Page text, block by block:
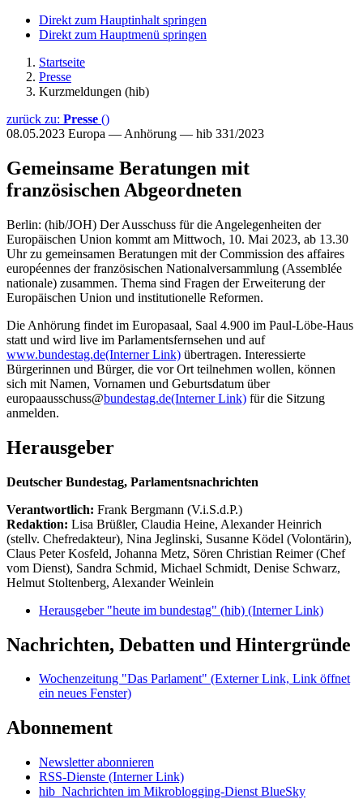
Direkt zum Hauptinhalt springen
Direkt zum Hauptmenü springen
Startseite
Presse
Kurzmeldungen (hib)
zurück zu: Presse ()
08.05.2023 Europa — Anhörung — hib 331/2023
Gemeinsame Beratungen mit
französischen Abgeordneten
Berlin: (hib/JOH) Der Ausschuss für die Angelegenheiten der
Europäischen Union kommt am Mittwoch, 10. Mai 2023, ab 13.30
Uhr zu gemeinsamen Beratungen mit der Commission des affaires
européennes der französischen Nationalversammlung (Assemblée
nationale) zusammen. Thema sind Fragen der Erweiterung der
Europäischen Union und institutionelle Reformen.
Die Anhörung findet im Europasaal, Saal 4.900 im Paul-Löbe-Haus
statt und wird live im Parlamentsfernsehen und auf
www.bundestag.de(Interner Link) übertragen. Interessierte
Bürgerinnen und Bürger, die vor Ort teilnehmen wollen, können
sich mit Namen, Vornamen und Geburtsdatum über
europaausschuss@bundestag.de(Interner Link) für die Sitzung
anmelden.
Herausgeber
Deutscher Bundestag, Parlamentsnachrichten
Verantwortlich: Frank Bergmann (V.i.S.d.P.)
Redaktion: Lisa Brüßler, Claudia Heine, Alexander Heinrich
(stellv. Chefredakteur), Nina Jeglinski, Susanne Ködel (Volontärin),
Claus Peter Kosfeld, Johanna Metz, Sören Christian Reimer (Chef
vom Dienst), Sandra Schmid, Michael Schmidt, Denise Schwarz,
Helmut Stoltenberg, Alexander Weinlein
Herausgeber "heute im bundestag" (hib) (Interner Link)
Nachrichten, Debatten und Hintergründe
Wochenzeitung "Das Parlament" (Externer Link, Link öffnet
ein neues Fenster)
Abonnement
Newsletter abonnieren
RSS-Dienste (Interner Link)
hib_Nachrichten im Mikroblogging-Dienst BlueSky